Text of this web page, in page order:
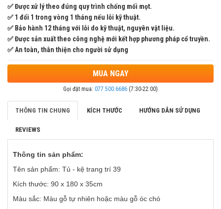
✅ Được xử lý theo đúng quy trình chống mối mọt.
✅ 1 đổi 1 trong vòng 1 tháng nếu lỗi kỹ thuật.
✅ Bảo hành 12 tháng với lỗi do kỹ thuật, nguyên vật liệu.
✅ Được sản xuất theo công nghệ mới kết hợp phương pháp cổ truyền.
✅ An toàn, thân thiện cho người sử dụng
MUA NGAY
Gọi đặt mua: 077.500.6686 (7:30-22:00)
THÔNG TIN CHUNG KÍCH THƯỚC HƯỚNG DẪN SỬ DỤNG
REVIEWS
Thông tin sản phẩm:
Tên sản phẩm: Tủ - kệ trang trí 39
Kích thước: 90 x 180 x 35cm
Màu sắc: Màu gỗ tự nhiên hoặc màu gỗ óc chó